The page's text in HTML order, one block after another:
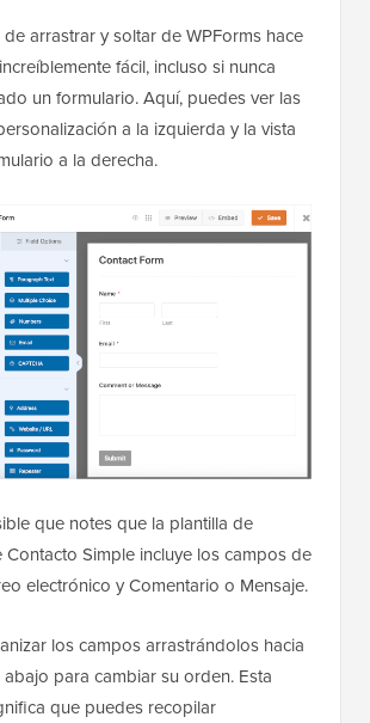
arrastrar y soltar de WPForms hace
fácil, incluso si nunca
un formulario. Aquí, puedes ver las
a la izquierda y la vista
a la derecha.
que notes que la plantilla de
Contacto Simple incluye los campos de
electrónico y Comentario o Mensaje.
los campos arrastrándolos hacia
para cambiar su orden. Esta
que puedes recopilar